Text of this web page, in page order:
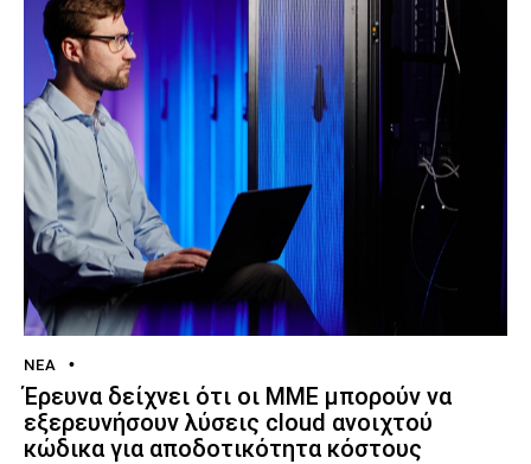
ΝΈΑ
Έρευνα δείχνει ότι οι ΜΜΕ μπορούν να
εξερευνήσουν λύσεις cloud ανοιχτού
κώδικα για αποδοτικότητα κόστους